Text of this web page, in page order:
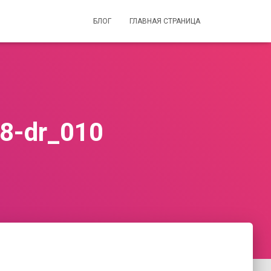
БЛОГ ГЛАВНАЯ СТРАНИЦА
dr_010